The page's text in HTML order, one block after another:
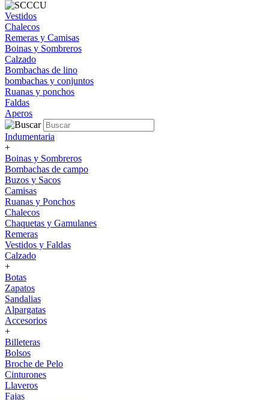
Vestidos
Chalecos
Remeras y Camisas
Boinas y Sombreros
Calzado
Bombachas de lino
bombachas y conjuntos
Ruanas y ponchos
Faldas
Aperos
Indumentaria
+
Boinas y Sombreros
Bombachas de campo
Buzos y Sacos
Camisas
Ruanas y Ponchos
Chalecos
Chaquetas y Gamulanes
Remeras
Vestidos y Faldas
Calzado
+
Botas
Zapatos
Sandalias
Alpargatas
Accesorios
+
Billeteras
Bolsos
Broche de Pelo
Cinturones
Llaveros
Fajas